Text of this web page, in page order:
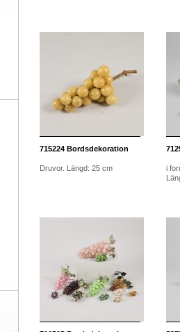
715224 Bordsdekoration
Druvor. Längd: 25 cm
i